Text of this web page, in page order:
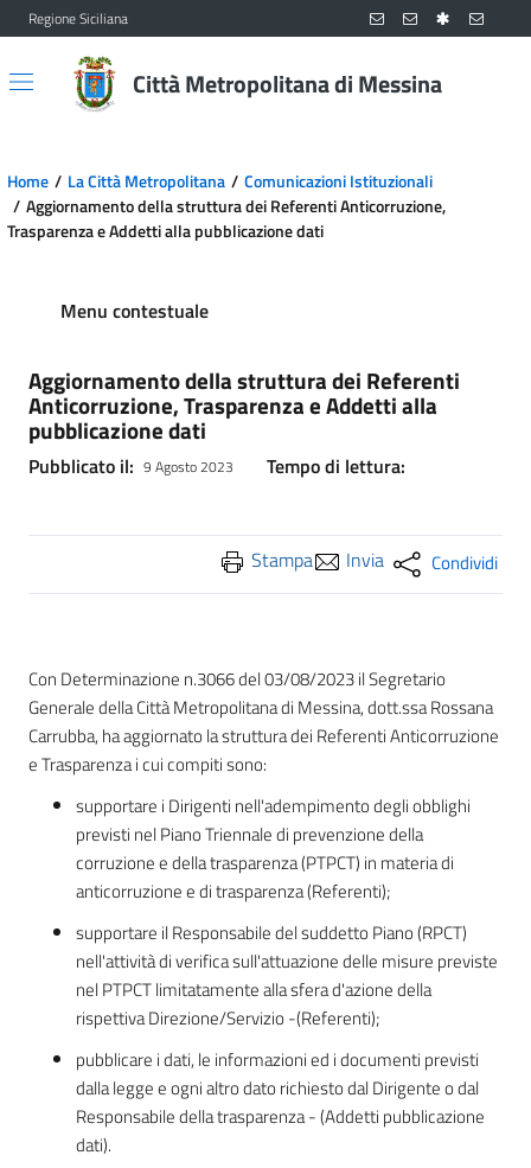
Vai al contenuto principale
Vai al menu principale
Regione Siciliana
Città Metropolitana di Messina
Home La Città Metropolitana
Comunicazioni Istituzionali
Aggiornamento della struttura dei Referenti Anticorruzione,
Trasparenza e Addetti alla pubblicazione dati
Menu contestuale
Aggiornamento della struttura dei Referenti
Anticorruzione, Trasparenza e Addetti alla
pubblicazione dati
Pubblicato il: 9 Agosto 2023 Tempo di lettura:
Stampa Invia Condividi
Con Determinazione n.3066 del 03/08/2023 il Segretario
Generale della Città Metropolitana di Messina, dott.ssa Rossana
Carrubba, ha aggiornato la struttura dei Referenti Anticorruzione
e Trasparenza i cui compiti sono:
supportare i Dirigenti nell'adempimento degli obblighi
previsti nel Piano Triennale di prevenzione della
corruzione e della trasparenza (PTPCT) in materia di
anticorruzione e di trasparenza (Referenti);
supportare il Responsabile del suddetto Piano (RPCT)
nell'attività di verifica sull'attuazione delle misure previste
nel PTPCT limitatamente alla sfera d'azione della
rispettiva Direzione/Servizio -(Referenti);
pubblicare i dati, le informazioni ed i documenti previsti
dalla legge e ogni altro dato richiesto dal Dirigente o dal
Responsabile della trasparenza - (Addetti pubblicazione
dati).